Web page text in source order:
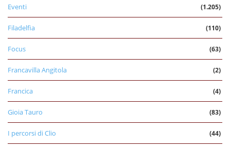
Eventi (1.205)
Filadelfia (110)
Focus (63)
Francavilla Angitola (2)
Francica (4)
Gioia Tauro (83)
I percorsi di Clio (44)